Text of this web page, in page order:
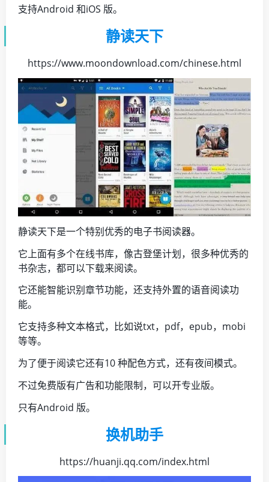
支持Android 和iOS 版。
静读天下
https://www.moondownload.com/chinese.html
静读天下是一个特别优秀的电子书阅读器。
它上面有多个在线书库，像古登堡计划，很多种优秀的
书杂志，都可以下载来阅读。
它还能智能识别章节功能，还支持外置的语音阅读功
能。
它支持多种文本格式，比如说txt，pdf，epub，mobi
等等。
为了便于阅读它还有10 种配色方式，还有夜间模式。
不过免费版有广告和功能限制，可以开专业版。
只有Android 版。
换机助手
https://huanji.qq.com/index.html